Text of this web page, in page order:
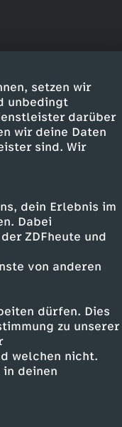
setzen wir
unbedingt
darüber
wir deine Daten
sind. Wir
dein Erlebnis im
Dabei
ZDFheute und
von anderen
dürfen. Dies
zu unserer
welchen nicht.
deinen